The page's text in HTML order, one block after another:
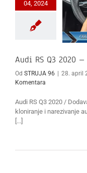
04, 2024
Audi RS Q3 2020
Od STRUJA 96 | 28. april
Komentara
Audi RS Q3 2020 /
kloniranje i narezivanje
[...]